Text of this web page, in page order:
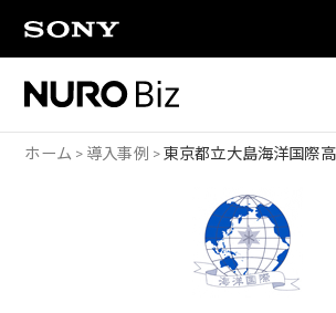
ホーム 導入事例 東京都立大島海洋国際